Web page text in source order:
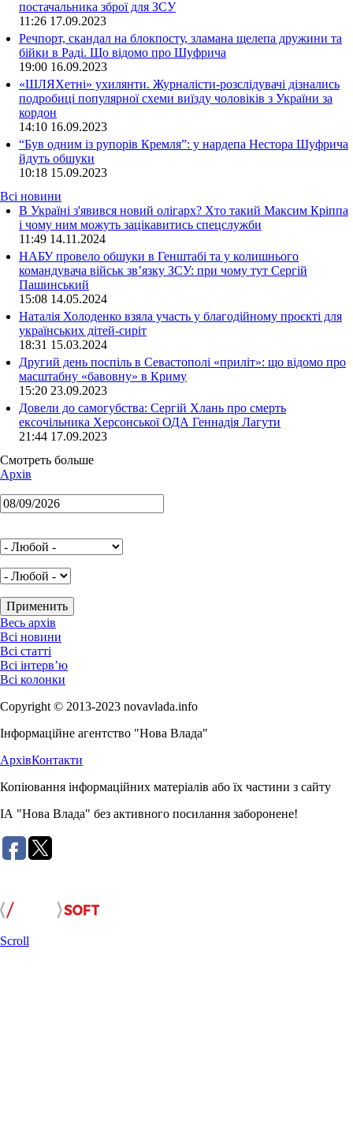
постачальника зброї для ЗСУ
11:26 17.09.2023
Речпорт, скандал на блокпосту, зламана щелепа дружини та
бійки в Раді. Що відомо про Шуфрича
19:00 16.09.2023
«ШЛЯХетні» ухилянти. Журналісти-розслідувачі дізнались
подробиці популярної схеми виїзду чоловіків з України за
кордон
14:10 16.09.2023
“Був одним із рупорів Кремля”: у нардепа Нестора Шуфрича
йдуть обшуки
10:18 15.09.2023
Всі новини
В Україні з'явився новий олігарх? Хто такий Максим Кріппа
і чому ним можуть зацікавитись спецслужби
11:49 14.11.2024
НАБУ провело обшуки в Генштабі та у колишнього
командувача військ зв’язку ЗСУ: при чому тут Сергій
Пашинський
15:08 14.05.2024
Наталія Холоденко взяла участь у благодійному проєкті для
українських дітей-сиріт
18:31 15.03.2024
Другий день поспіль в Севастополі «приліт»: що відомо про
масштабну «бавовну» в Криму
15:20 23.09.2023
Довели до самогубства: Сергій Хлань про смерть
ексочільника Херсонської ОДА Геннадія Лагути
21:44 17.09.2023
Смотреть больше
Архів
Весь архів
Всі новини
Всі статті
Всі інтерв’ю
Всі колонки
Copyright © 2013-2023 novavlada.info
Інформаційне агентство "Нова Влада"
АрхівКонтакти
Копіювання інформаційних матеріалів або їх частини з сайту
ІА "Нова Влада" без активного посилання заборонене!
Scroll